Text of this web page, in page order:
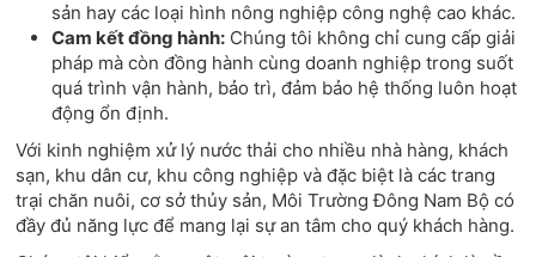
sản hay các loại hình nông nghiệp công nghệ cao khác.
Cam kết đồng hành: Chúng tôi không chỉ cung cấp giải
pháp mà còn đồng hành cùng doanh nghiệp trong suốt
quá trình vận hành, bảo trì, đảm bảo hệ thống luôn hoạt
động ổn định.
Với kinh nghiệm xử lý nước thải cho nhiều nhà hàng, khách
sạn, khu dân cư, khu công nghiệp và đặc biệt là các trang
trại chăn nuôi, cơ sở thủy sản, Môi Trường Đông Nam Bộ có
đầy đủ năng lực để mang lại sự an tâm cho quý khách hàng.